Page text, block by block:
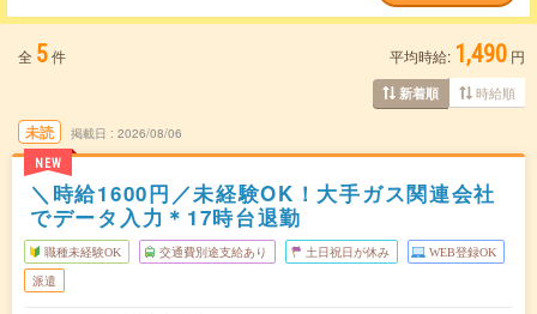
全 5件 平均時給: 1,490 円
新着順 時給順
未読
NEW
掲載日 2026/08/06
＼時給1600円／未経験OK！大手ガス関連会社
でデータ入力＊17時台退勤
職種未経験OK 交通費別途支給あり 土日祝日が休み WEB登録OK
派遣